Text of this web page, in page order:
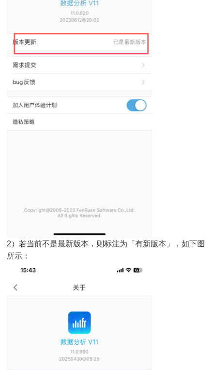
2）若当前不是最新版本，则标注为「有新版本」，如下图
所示：